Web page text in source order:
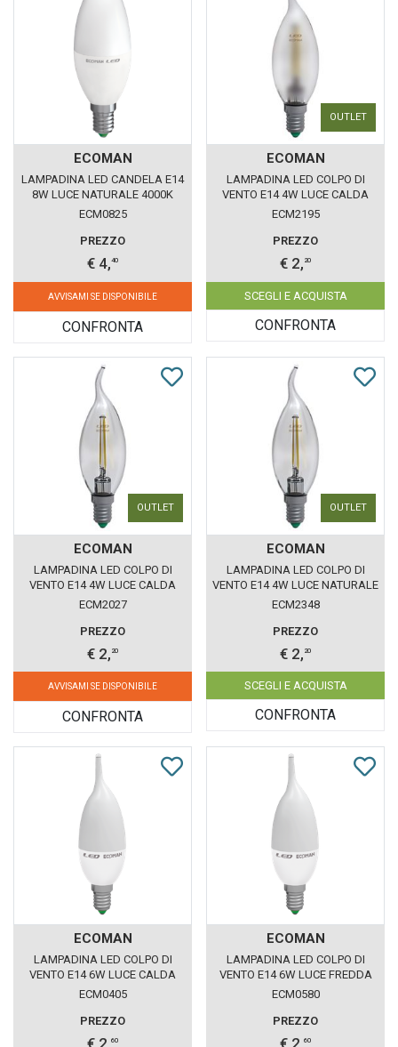
ECOMAN
LAMPADINA LED CANDELA E14
8W LUCE NATURALE 4000K
ECOMAN VETRO GHIACCIO
ECM0825
PREZZO
€ 4,40
AVVISAMI SE DISPONIBILE
CONFRONTA
OUTLET
ECOMAN
LAMPADINA LED COLPO DI
VENTO E14 4W LUCE CALDA
3000K ECOMAN VETRO
ECM2195
PREZZO
€ 2, 20
SCEGLI E ACQUISTA
CONFRONTA
OUTLET
ECOMAN
LAMPADINA LED COLPO DI
VENTO E14 4W LUCE CALDA
3000K ECOMAN VETRO
ECM2027
PREZZO
€ 2, 20
AVVISAMI SE DISPONIBILE
CONFRONTA
OUTLET
ECOMAN
LAMPADINA LED COLPO DI
VENTO E14 4W LUCE NATURALE
4000K ECOMAN VETRO
ECM2348
PREZZO
€ 2, 20
SCEGLI E ACQUISTA
CONFRONTA
ECOMAN
LAMPADINA LED COLPO DI
VENTO E14 6W LUCE CALDA
3000K ECOMAN VETRO
ECM0405
PREZZO
€ 2, 60
ECOMAN
LAMPADINA LED COLPO DI
VENTO E14 6W LUCE FREDDA
6000K ECOMAN VETRO
ECM0580
PREZZO
€ 2, 60